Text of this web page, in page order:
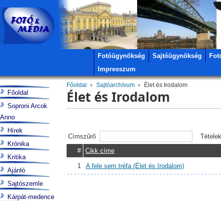
Fotóügynökség Sajtóügynökség
Impresszum
Főoldal Sajtóarchívum Élet és Irodalom
Élet és Irodalom
Címszűrő
#
Cikk címe
1 A fele sem tréfa (Élet és Irodalom)
Főoldal
Soproni Arcok
Anno
Hírek
Krónika
Kritika
Ajánló
Sajtószemle
Kárpát-medence